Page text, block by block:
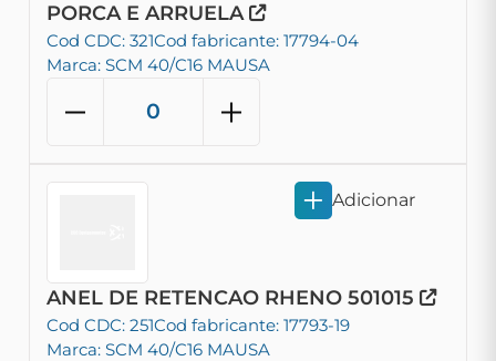
PORCA E ARRUELA
Cod CDC: 321Cod fabricante: 17794-04
Marca: SCM 40/C16 MAUSA
ANEL DE RETENCAO RHENO 501015
Cod CDC: 251Cod fabricante: 17793-19
Marca: SCM 40/C16 MAUSA
Adicionar